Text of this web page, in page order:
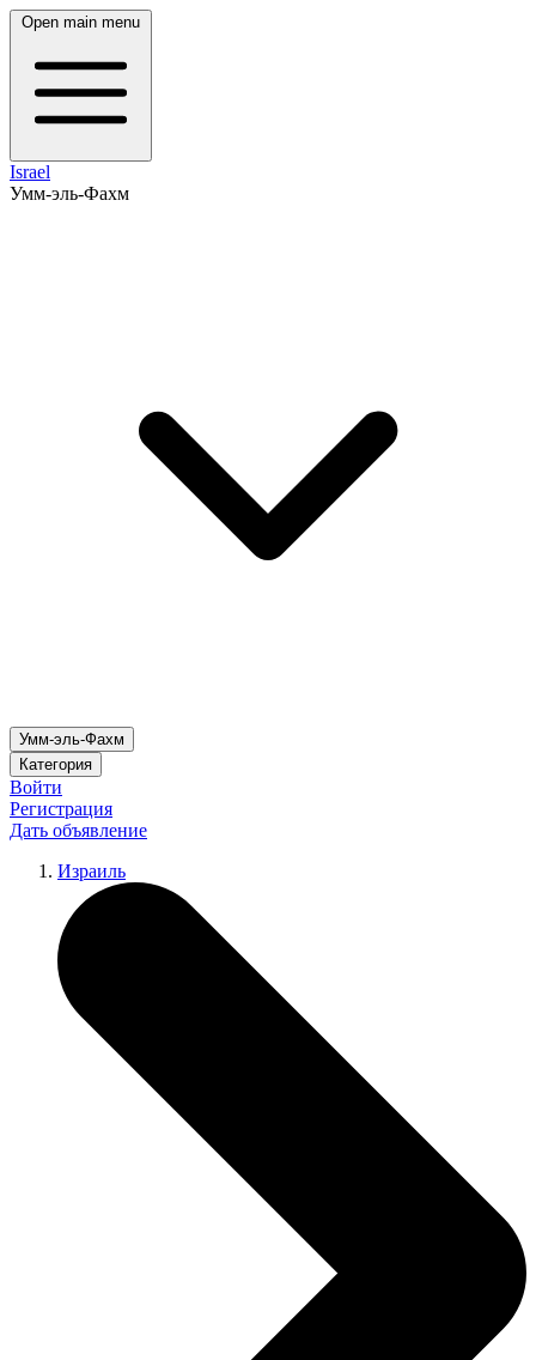
Open main menu
Israel
Умм-эль-Фахм
Умм-эль-Фахм
Категория
Войти
Регистрация
Дать объявление
Израиль